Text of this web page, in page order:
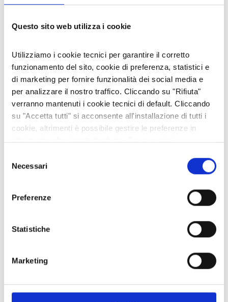
Questo sito web utilizza i cookie
Utilizziamo i cookie tecnici per garantire il corretto
funzionamento del sito, cookie di preferenza, statistici e
di marketing per fornire funzionalità dei social media e
per analizzare il nostro traffico. Cliccando su "Rifiuta"
verranno mantenuti i cookie tecnici di default. Cliccando
su "Accetta tutti" si acconsente all'installazione di tutti i
cookie, altrimenti è possibile gestire le preferenze in
riferimento alle singole tipologie. Per maggiori
delNecessari
Preferenze
Statistiche
Marketing
DIECI SECOLI
02 lug 2026
CATEGORIE
#ARCHIVIO FOTO DEL GIORNO
#ARCHIVIO NEWSLETTERS
Animali
Enogastronomia
Fiori e Piante
Natale a km zero
Ricette